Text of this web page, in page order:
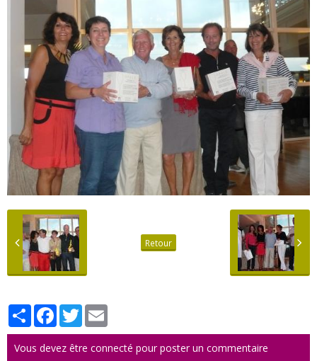
Retour
PartagerFacebook
Twitter
Vous devez être connecté pour poster un commentaire